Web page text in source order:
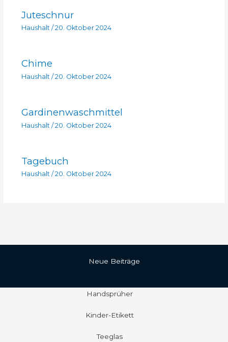
Juteschnur
Haushalt / 20. Oktober 2024
Chime
Haushalt /20. Oktober 2024
Gardinenwaschmittel
Haushalt /20. Oktober 2024
Tagebuch
Haushalt/ 20. Oktober 2024
Neue Beiträge
Handsprüher
Kinder-Etikett
Teeglas